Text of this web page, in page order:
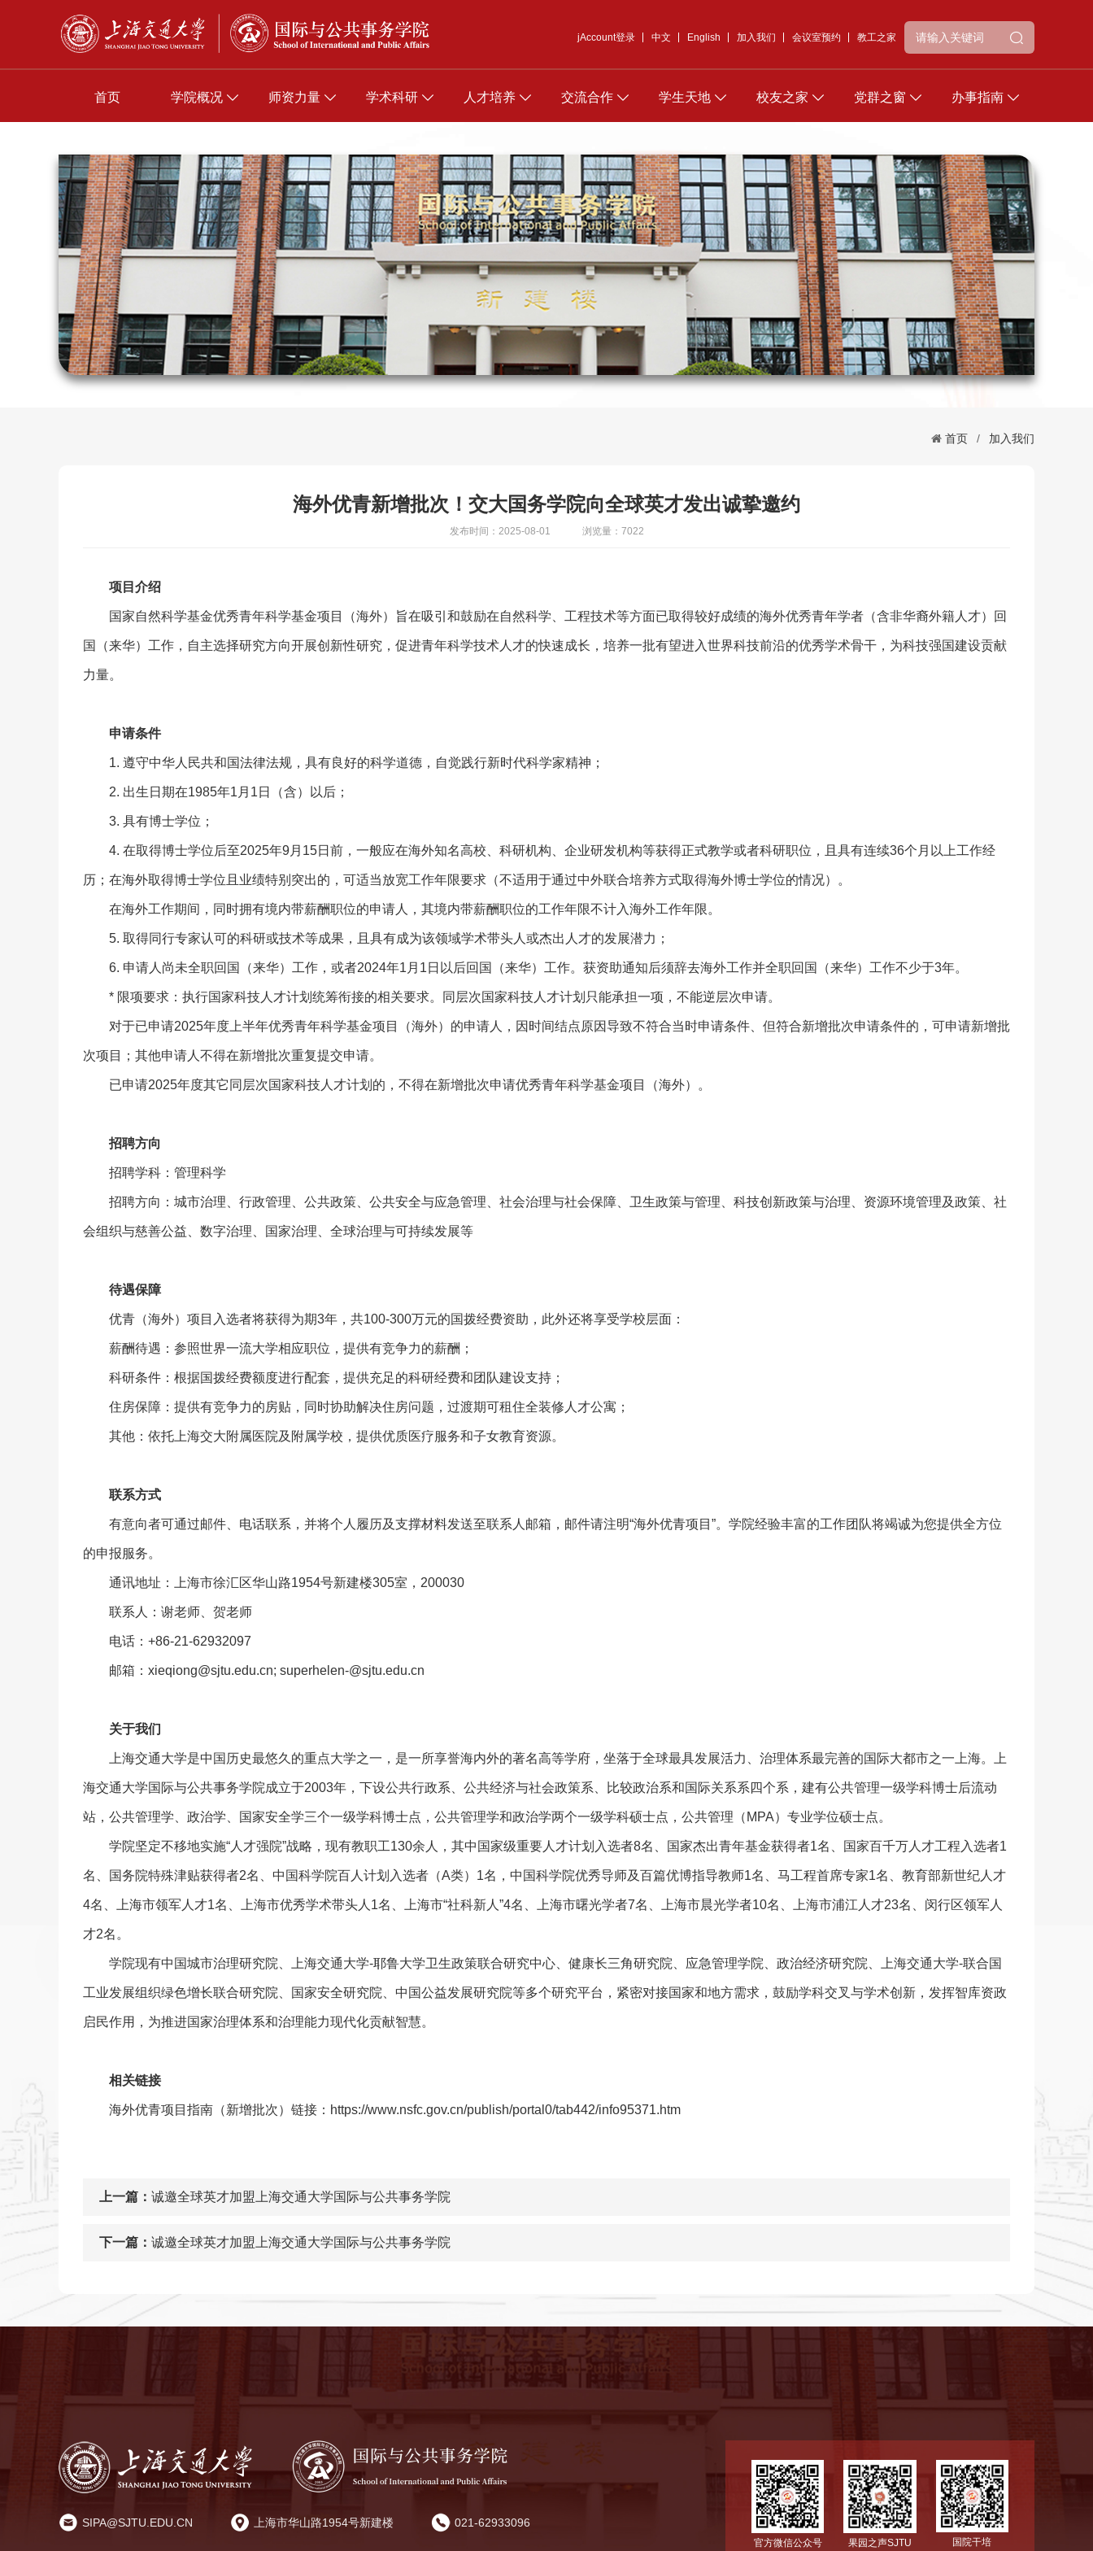
jAccount登录 中文 English 加入我们 会议室预约 教工之家
首页 学院概况 师资力量 学术科研 人才培养 交流合作 学生天地 校友之家 党群之窗 办事指南
首页 / 加入我们
海外优青新增批次！交大国务学院向全球英才发出诚挚邀约
发布时间：2025-08-01 浏览量：7022
项目介绍
国家自然科学基金优秀青年科学基金项目（海外）旨在吸引和鼓励在自然科学、工程技术等方面已取得较好成绩的海外优秀青年学者（含非华裔外籍人才）回
国（来华）工作，自主选择研究方向开展创新性研究，促进青年科学技术人才的快速成长，培养一批有望进入世界科技前沿的优秀学术骨干，为科技强国建设贡献
力量。
申请条件
1. 遵守中华人民共和国法律法规，具有良好的科学道德，自觉践行新时代科学家精神；
2. 出生日期在1985年1月1日（含）以后；
3. 具有博士学位；
4. 在取得博士学位后至2025年9月15日前，一般应在海外知名高校、科研机构、企业研发机构等获得正式教学或者科研职位，且具有连续36个月以上工作经
历；在海外取得博士学位且业绩特别突出的，可适当放宽工作年限要求（不适用于通过中外联合培养方式取得海外博士学位的情况）。
在海外工作期间，同时拥有境内带薪酬职位的申请人，其境内带薪酬职位的工作年限不计入海外工作年限。
5. 取得同行专家认可的科研或技术等成果，且具有成为该领域学术带头人或杰出人才的发展潜力；
6. 申请人尚未全职回国（来华）工作，或者2024年1月1日以后回国（来华）工作。获资助通知后须辞去海外工作并全职回国（来华）工作不少于3年。
* 限项要求：执行国家科技人才计划统筹衔接的相关要求。同层次国家科技人才计划只能承担一项，不能逆层次申请。
对于已申请2025年度上半年优秀青年科学基金项目（海外）的申请人，因时间结点原因导致不符合当时申请条件、但符合新增批次申请条件的，可申请新增批
次项目；其他申请人不得在新增批次重复提交申请。
已申请2025年度其它同层次国家科技人才计划的，不得在新增批次申请优秀青年科学基金项目（海外）。
招聘方向
招聘学科：管理科学
招聘方向：城市治理、行政管理、公共政策、公共安全与应急管理、社会治理与社会保障、卫生政策与管理、科技创新政策与治理、资源环境管理及政策、社
会组织与慈善公益、数字治理、国家治理、全球治理与可持续发展等
待遇保障
优青（海外）项目入选者将获得为期3年，共100-300万元的国拨经费资助，此外还将享受学校层面：
薪酬待遇：参照世界一流大学相应职位，提供有竞争力的薪酬；
科研条件：根据国拨经费额度进行配套，提供充足的科研经费和团队建设支持；
住房保障：提供有竞争力的房贴，同时协助解决住房问题，过渡期可租住全装修人才公寓；
其他：依托上海交大附属医院及附属学校，提供优质医疗服务和子女教育资源。
联系方式
有意向者可通过邮件、电话联系，并将个人履历及支撑材料发送至联系人邮箱，邮件请注明“海外优青项目”。学院经验丰富的工作团队将竭诚为您提供全方位
的申报服务。
通讯地址：上海市徐汇区华山路1954号新建楼305室，200030
联系人：谢老师、贺老师
电话：+86-21-62932097
邮箱：xieqiong@sjtu.edu.cn; superhelen-@sjtu.edu.cn
关于我们
上海交通大学是中国历史最悠久的重点大学之一，是一所享誉海内外的著名高等学府，坐落于全球最具发展活力、治理体系最完善的国际大都市之一上海。上
海交通大学国际与公共事务学院成立于2003年，下设公共行政系、公共经济与社会政策系、比较政治系和国际关系系四个系，建有公共管理一级学科博士后流动
站，公共管理学、政治学、国家安全学三个一级学科博士点，公共管理学和政治学两个一级学科硕士点，公共管理（MPA）专业学位硕士点。
学院坚定不移地实施“人才强院”战略，现有教职工130余人，其中国家级重要人才计划入选者8名、国家杰出青年基金获得者1名、国家百千万人才工程入选者1
名、国务院特殊津贴获得者2名、中国科学院百人计划入选者（A类）1名，中国科学院优秀导师及百篇优博指导教师1名、马工程首席专家1名、教育部新世纪人才
4名、上海市领军人才1名、上海市优秀学术带头人1名、上海市“社科新人”4名、上海市曙光学者7名、上海市晨光学者10名、上海市浦江人才23名、闵行区领军人
才2名。
学院现有中国城市治理研究院、上海交通大学-耶鲁大学卫生政策联合研究中心、健康长三角研究院、应急管理学院、政治经济研究院、上海交通大学-联合国
工业发展组织绿色增长联合研究院、国家安全研究院、中国公益发展研究院等多个研究平台，紧密对接国家和地方需求，鼓励学科交叉与学术创新，发挥智库资政
启民作用，为推进国家治理体系和治理能力现代化贡献智慧。
相关链接
海外优青项目指南（新增批次）链接： https://www.nsfc.gov.cn/publish/portal0/tab442/info95371.htm
上一篇： 诚邀全球英才加盟上海交通大学国际与公共事务学院
下一篇： 诚邀全球英才加盟上海交通大学国际与公共事务学院
SIPA@SJTU.EDU.CN 上海市华山路1954号新建楼 021-62933096
官方微信公众号 果园之声SJTU 国院干培